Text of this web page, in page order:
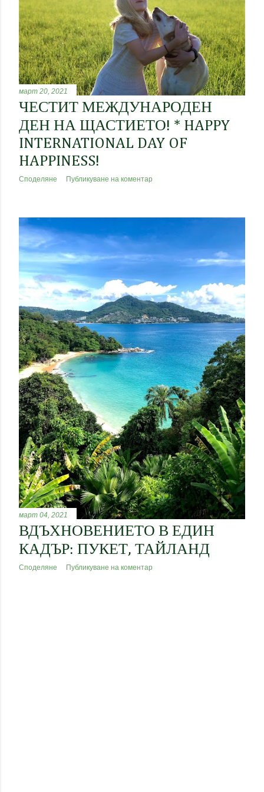
к
а
ц
и
и
март 20, 2021
ЧЕСТИТ МЕЖДУНАРОДЕН
ДЕН НА ЩАСТИЕТО! * HAPPY
INTERNATIONAL DAY OF
HAPPINESS!
Споделяне Публикуване на коментар
март 04, 2021
ВДЪХНОВЕНИЕТО В ЕДИН
КАДЪР: ПУКЕТ, ТАЙЛАНД
Споделяне Публикуване на коментар